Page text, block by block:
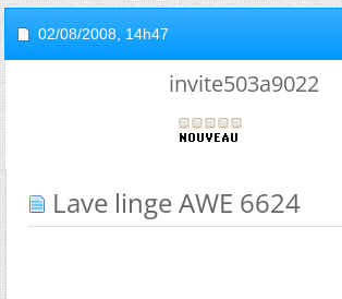
02/08/2008, 14h47
invite503a9022
Lave linge AWE 6624